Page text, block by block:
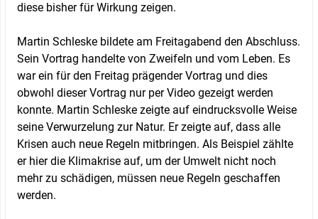
diese bisher für Wirkung zeigen.
Martin Schleske bildete am Freitagabend den Abschluss.
Sein Vortrag handelte von Zweifeln und vom Leben. Es
war ein für den Freitag prägender Vortrag und dies
obwohl dieser Vortrag nur per Video gezeigt werden
konnte. Martin Schleske zeigte auf eindrucksvolle Weise
seine Verwurzelung zur Natur. Er zeigte auf, dass alle
Krisen auch neue Regeln mitbringen. Als Beispiel zählte
er hier die Klimakrise auf, um der Umwelt nicht noch
mehr zu schädigen, müssen neue Regeln geschaffen
werden.